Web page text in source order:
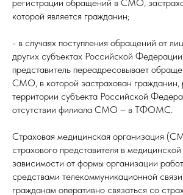
регистрации обращений в СМО,
которой является гражданин;
- в случаях поступления обращений от
других субъектах Российской
представитель переадресовывает
СМО, в которой застрахован гражданин,
территории субъекта Российской
отсутствии филиала СМО – в ТФОМС.
Страховая медицинская организация
страхового представителя в
зависимости от формы организации
средствами телекоммуникационной
гражданам оперативно связаться со